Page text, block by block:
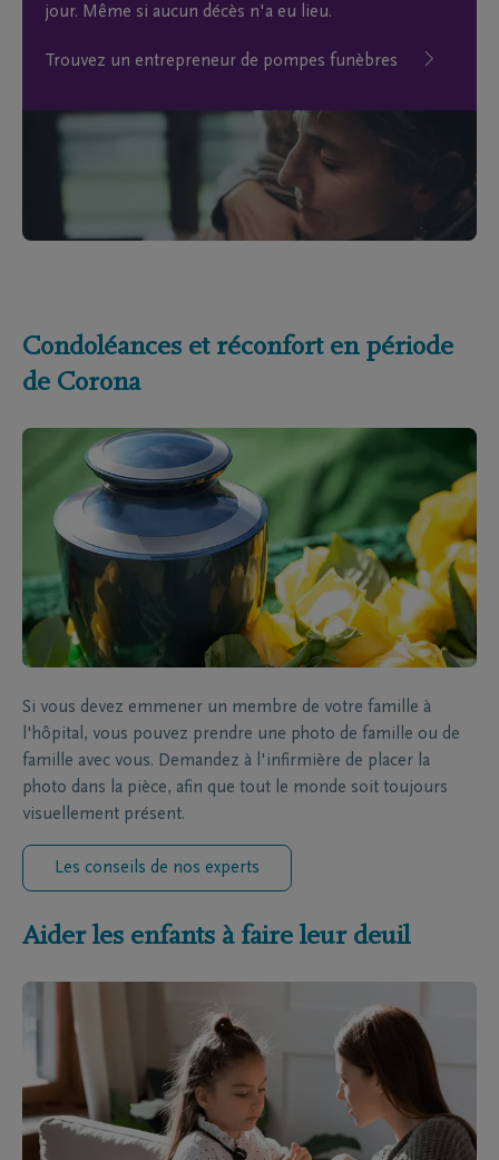
jour. Même si aucun décès n'a eu lieu.
Trouvez un entrepreneur de pompes funèbres
Condoléances et réconfort en période
de Corona
Si vous devez emmener un membre de votre famille à
l'hôpital, vous pouvez prendre une photo de famille ou de
famille avec vous. Demandez à l'infirmière de placer la
photo dans la pièce, afin que tout le monde soit toujours
visuellement présent.
Les conseils de nos experts
Aider les enfants à faire leur deuil